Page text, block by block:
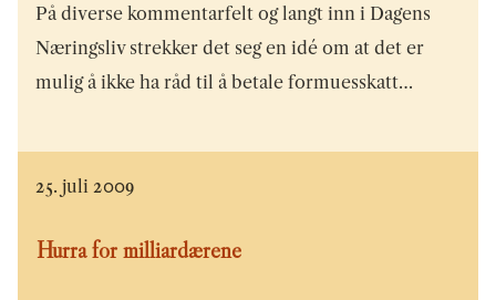
På diverse kommentarfelt og langt inn i Dagens
Næringsliv strekker det seg en idé om at det er
mulig å ikke ha råd til å betale formuesskatt…
25. juli 2009
Hurra for milliardærene